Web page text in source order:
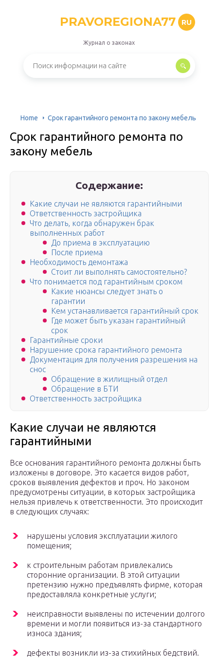
PRAVOREGIONA77 RU
Журнал о законах
Home Срок гарантийного ремонта по закону мебель
Срок гарантийного ремонта по
закону мебель
Содержание:
Какие случаи не являются гарантийными
Ответственность застройщика
Что делать, когда обнаружен брак
выполненных работ
До приема в эксплуатацию
После приема
Необходимость демонтажа
Стоит ли выполнять самостоятельно?
Что понимается под гарантийным сроком
Какие нюансы следует знать о
гарантии
Кем устанавливается гарантийный срок
Где может быть указан гарантийный
срок
Гарантийные сроки
Нарушение срока гарантийного ремонта
Документация для получения разрешения на
снос
Обращение в жилищный отдел
Обращение в БТИ
Ответственность застройщика
Какие случаи не являются
гарантийными
Все основания гарантийного ремонта должны быть
изложены в договоре. Это касается видов работ,
сроков выявления дефектов и проч. Но законом
предусмотрены ситуации, в которых застройщика
нельзя привлечь к ответственности. Это происходит
в следующих случаях:
нарушены условия эксплуатации жилого
помещения;
к строительным работам привлекались
сторонние организации. В этой ситуации
претензию нужно предъявлять фирме, которая
предоставляла конкретные услуги;
неисправности выявлены по истечении долгого
времени и могли появиться из-за стандартного
износа здания;
дефекты возникли из-за стихийных бедствий.